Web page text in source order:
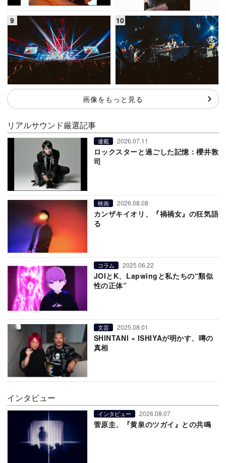
画像をもっと見る
リアルサウンド厳選記事
連載 2026.07.11
ロックスターと過ごした記憶：櫻井敦
司
映画 2026.08.08
カンザキイオリ、『禍禍女』の狂気語
る
コラム 2025.06.22
JOIとK、Lapwingと私たちの“類似
性の正体”
文芸 2025.08.01
SHINTANI × ISHIYAが明かす、噂の
真相
インタビュー
インタビュー 2026.08.07
菅原圭、『黄泉のツガイ』との共鳴